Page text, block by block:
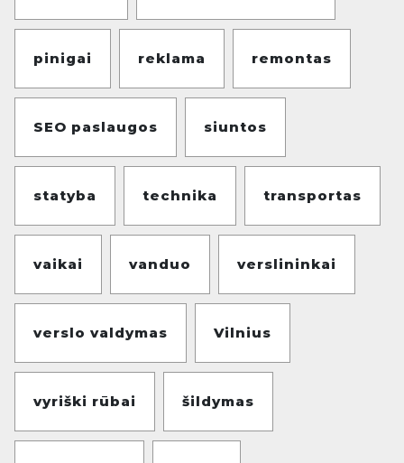
pinigai reklama remontas
SEO paslaugos siuntos
statyba technika transportas
vaikai vanduo verslininkai
verslo valdymas Vilnius
vyriški rūbai šildymas